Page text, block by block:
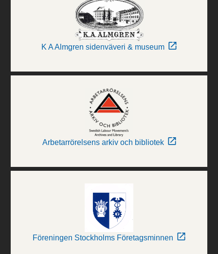
K A Almgren sidenväveri & museum
Arbetarrörelsens arkiv och bibliotek
Föreningen Stockholms Företagsminnen